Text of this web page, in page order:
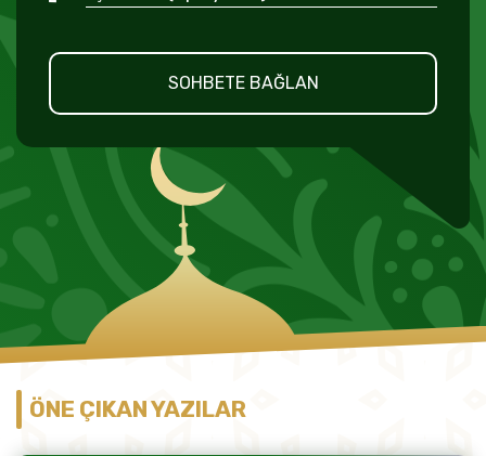
SOHBETE BAĞLAN
ÖNE ÇIKAN YAZILAR